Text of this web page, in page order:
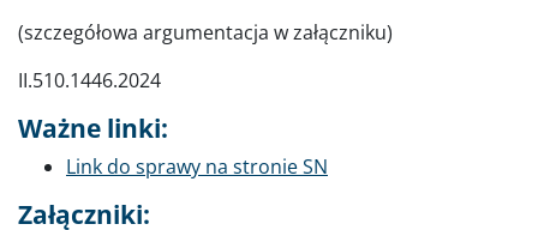
(szczegółowa argumentacja w załączniku)
II.510.1446.2024
Ważne linki:
Link do sprawy na stronie SN
Załączniki: